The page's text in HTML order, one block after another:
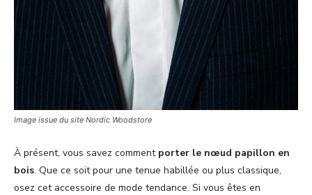
Image issue du site Nordic Woodstore
À présent, vous savez comment porter le nœud papillon en
bois. Que ce soit pour une tenue habillée ou plus classique,
osez cet accessoire de mode tendance. Si vous êtes en